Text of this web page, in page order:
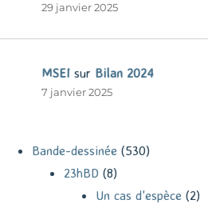
29 janvier 2025
MSEI sur Bilan 2024
7 janvier 2025
Bande-dessinée (530)
23hBD (8)
Un cas d'espèce (2)